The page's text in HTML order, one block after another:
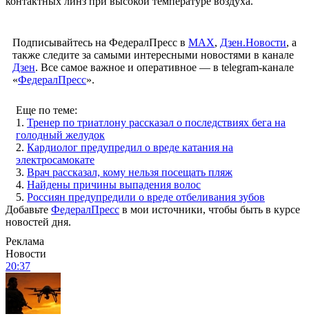
Подписывайтесь на ФедералПресс в МАХ, Дзен.Новости, а
также следите за самыми интересными новостями в канале
Дзен. Все самое важное и оперативное — в telegram-канале
«ФедералПресс».
Еще по теме:
1. Тренер по триатлону рассказал о последствиях бега на
голодный желудок
2. Кардиолог предупредил о вреде катания на
электросамокате
3. Врач рассказал, кому нельзя посещать пляж
4. Найдены причины выпадения волос
5. Россиян предупредили о вреде отбеливания зубов
Добавьте ФедералПресс в мои источники, чтобы быть в курсе
новостей дня.
Реклама
Новости
20:37